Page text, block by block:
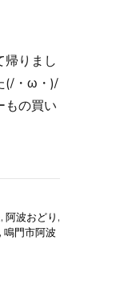
帰りまし
(/・ω・)/
もの買い
, 阿波おどり ,
, 鳴門市阿波